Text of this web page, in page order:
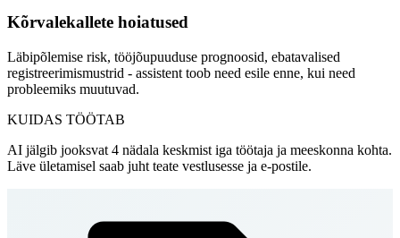
Kõrvalekallete hoiatused
Läbipõlemise risk, tööjõupuuduse prognoosid, ebatavalised
registreerimismustrid - assistent toob need esile enne, kui need
probleemiks muutuvad.
KUIDAS TÖÖTAB
AI jälgib jooksvat 4 nädala keskmist iga töötaja ja meeskonna kohta.
Läve ületamisel saab juht teate vestlusesse ja e-postile.